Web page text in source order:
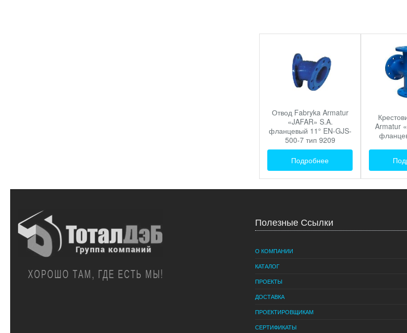
Отвод Fabryka Armatur
«JAFAR» S.A.
фланцевый 11° EN-GJS-
500-7 тип 9209
Подробнее
Armatur
ХОРОШО ТАМ, ГДЕ ЕСТЬ МЫ!
Полезные Ссылки
О КОМПАНИИ
КАТАЛОГ
ПРОЕКТЫ
ДОСТАВКА
ПРОЕКТИРОВЩИКАМ
СЕРТИФИКАТЫ